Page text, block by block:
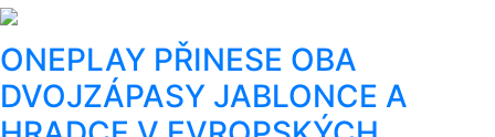
ONEPLAY PŘINESE OBA
DVOJZÁPASY JABLONCE A